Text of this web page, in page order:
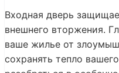
Входная дверь
внешнего вторжения.
ваше жилье от
сохранять тепло